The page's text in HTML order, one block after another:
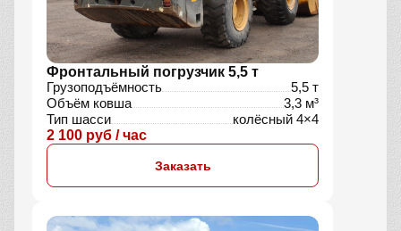
Фронтальный погрузчик 5,5 т
Грузоподъёмность
5,5 т
Объём ковша
3,3 м³
Тип шасси
колёсный 4×4
2 100 руб / час
Заказать